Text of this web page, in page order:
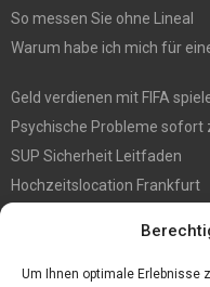
Um Ihnen optimale Erlebnisse
So messen Sie ohne Lineal
Warum habe ich mich für
Geld verdienen mit FIFA
Psychische Probleme sofort
SUP Sicherheit Leitfaden
Hochzeitslocation Frankfurt
Großer Spaß auf der Kirmes
Bester Oscam- und